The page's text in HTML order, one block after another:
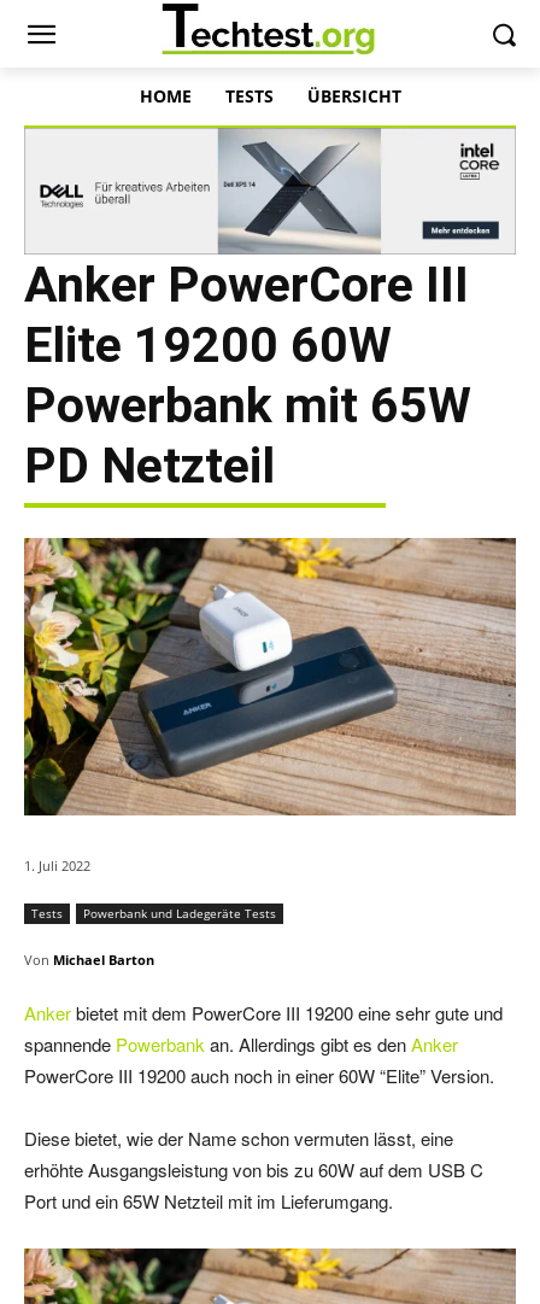
HOME TESTS ÜBERSICHT
Anker PowerCore III
Elite 19200 60W
Powerbank mit 65W
PD Netzteil
1. Juli 2022
Tests Powerbank und Ladegeräte Tests
Von Michael Barton
Ankerbietet mit dem PowerCore III 19200 eine sehr gute und
spannende Powerbank an. Allerdings gibt es denAnker
PowerCore III 19200 auch noch in einer 60W “Elite” Version.
Diese bietet, wie der Name schon vermuten lässt, eine
erhöhte Ausgangsleistung von bis zu 60W auf dem USB C
Port und ein 65W Netzteil mit im Lieferumgang.